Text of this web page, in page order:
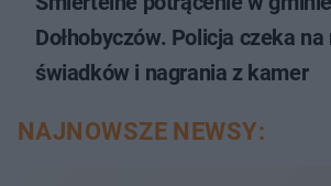
Dołhobyczów. Policja czeka
świadków i nagrania z kamer
NAJNOWSZE NEWSY: